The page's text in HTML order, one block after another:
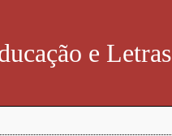
e Letras